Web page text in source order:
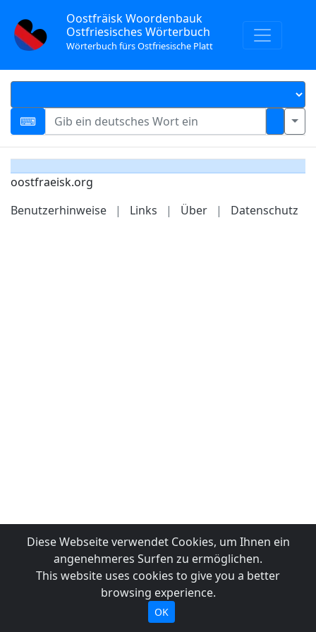
Oostfräisk Woordenbauk
Ostfriesisches Wörterbuch
Wörterbuch fürs Ostfriesische Platt
oostfraeisk.org
Benutzerhinweise
| Links | Über | Datenschutz
Diese Webseite verwendet Cookies, um Ihnen ein
angenehmeres Surfen zu ermöglichen.
This website uses cookies to give you a better
browsing experience.
OK